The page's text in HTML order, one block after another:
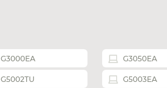
G3000EA G3050EA
G5002TU G5003EA